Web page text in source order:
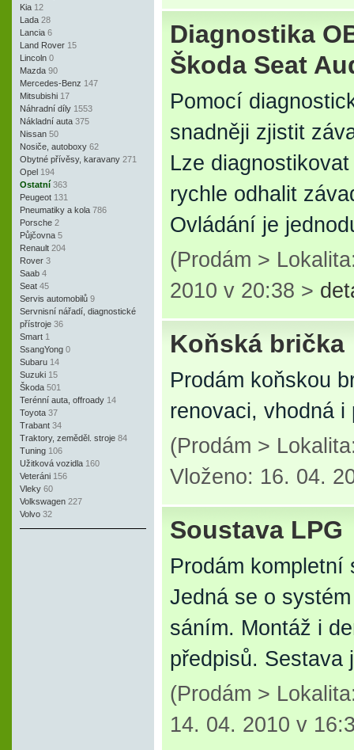
Kia 12
Lada 28
Lancia 6
Land Rover 15
Lincoln 0
Mazda 90
Mercedes-Benz 147
Mitsubishi 17
Náhradní díly 1553
Nákladní auta 375
Nissan 50
Nosiče, autoboxy 62
Obytné přívěsy, karavany 271
Opel 194
Ostatní 363
Peugeot 131
Pneumatiky a kola 786
Porsche 2
Půjčovna 5
Renault 204
Rover 3
Saab 4
Seat 45
Servis automobilů 9
Servnisní nářadí, diagnostické
přístroje 36
Smart 1
SsangYong 0
Subaru 14
Suzuki 15
Škoda 501
Terénní auta, offroady 14
Toyota 37
Trabant 34
Traktory, zeměděl. stroje 84
Tuning 106
Užitková vozidla 160
Veteráni 156
Vleky 60
Volkswagen 227
Volvo 32
Diagnostika
Škoda Seat
Pomocí
snadněji zjistit
Lze
rychle odhalit
Ovládání je
(Prodám >
2010 v 20:38 >
Koňská brička
Prodám koňskou
renovaci, vhodná i
(Prodám >
Vloženo: 16. 04.
Soustava LPG
Prodám kompletní
Jedná se o
sáním. Montáž i
předpisů. Sestava
(Prodám >
14. 04. 2010 v